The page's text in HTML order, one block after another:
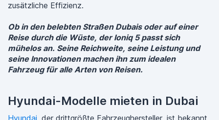
zusätzliche Effizienz.
Ob in den belebten Straßen Dubais oder auf einer
Reise durch die Wüste, der Ioniq 5 passt sich
mühelos an. Seine Reichweite, seine Leistung und
seine Innovationen machen ihn zum idealen
Fahrzeug für alle Arten von Reisen.
Hyundai-Modelle mieten in Dubai
Hyundai , der drittgrößte Fahrzeughersteller, ist bekannt